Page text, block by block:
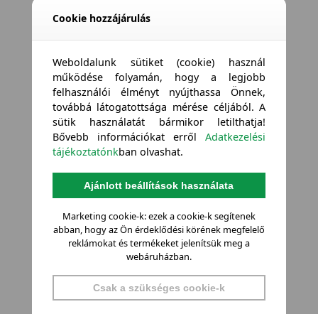
Cookie hozzájárulás
Weboldalunk sütiket (cookie) használ
működése folyamán, hogy a legjobb
felhasználói élményt nyújthassa Önnek,
továbbá látogatottsága mérése céljából. A
sütik használatát bármikor letilthatja!
Bővebb információkat errőlAdatkezelési
tájékoztatónkban olvashat.
Ajánlott beállítások használata
Marketing cookie-k: ezek a cookie-k segítenek
abban, hogy az Ön érdeklődési körének megfelelő
reklámokat és termékeket jelenítsük meg a
webáruházban.
Csak a szükséges cookie-k